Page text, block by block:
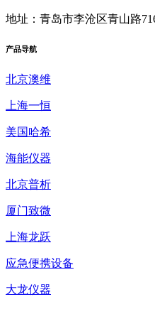
地址：青岛市李沧区青山路
产品导航
北京澳维
上海一恒
美国哈希
海能仪器
北京普析
厦门致微
上海龙跃
应急便携设备
大龙仪器